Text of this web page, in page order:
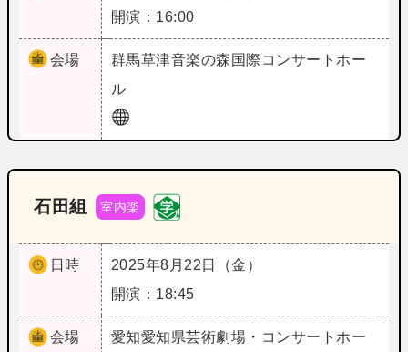
開演：16:00
会場 群馬草津音楽の森国際コンサートホー
ル
石田組 室内楽
日時
2025年8月22日（金）
開演：18:45
会場 愛知愛知県芸術劇場・コンサートホー